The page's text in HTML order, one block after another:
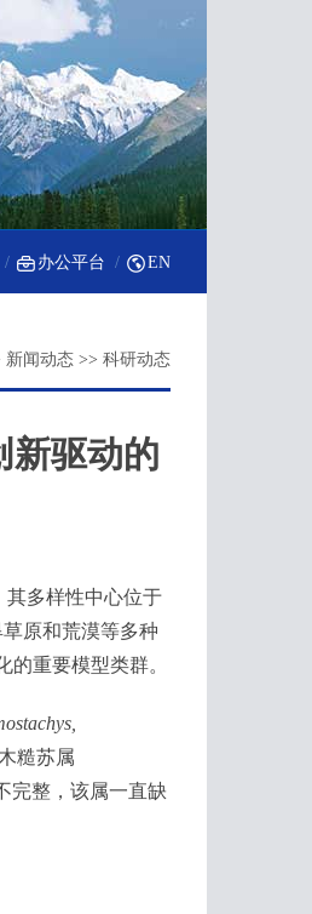
办公平台 EN
新闻动态 >> 科研动态
新驱动的
其多样性中心位于
原和荒漠等多种
重要模型类群。
糙苏属
完整，该属一直缺